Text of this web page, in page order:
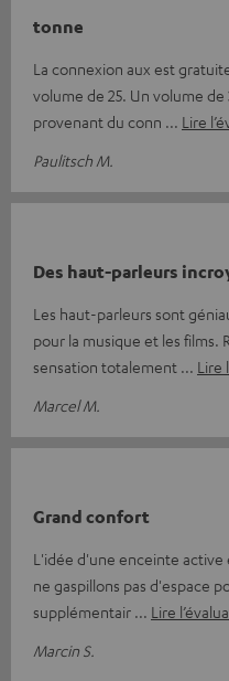
tonne
La connexion aux est
volume de 25. Un volume
provenant du conn
Lire
Paulitsch M.
Des haut-parleurs
Les haut-parleurs sont
pour la musique et les films.
sensation totalement
Lire
Marcel M.
Grand confort
L'idée d'une enceinte active
ne gaspillons pas d'espace
supplémentair
Lire
Marcin S.